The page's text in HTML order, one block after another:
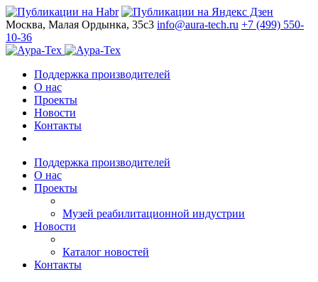
Москва, Малая Ордынка, 35с3 info@aura-tech.ru +7 (499) 550-
10-36
Поддержка производителей
О нас
Проекты
Новости
Контакты
Поддержка производителей
О нас
Проекты
Музей реабилитационной индустрии
Новости
Каталог новостей
Контакты